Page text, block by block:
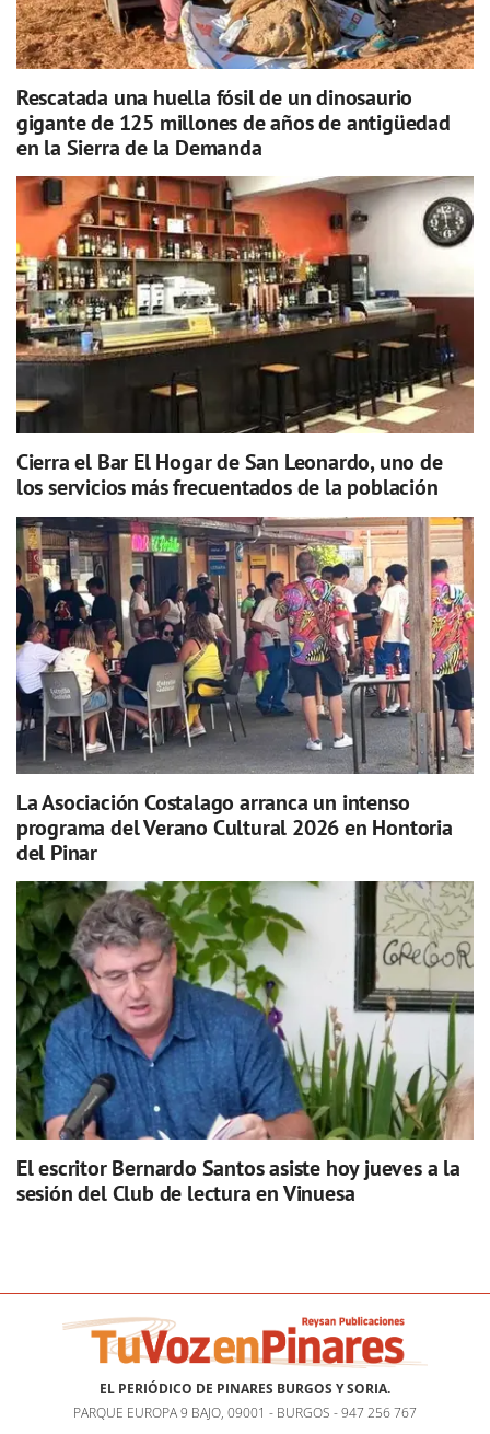
Rescatada una huella fósil de un dinosaurio
gigante de 125 millones de años de antigüedad
en la Sierra de la Demanda
Cierra el Bar El Hogar de San Leonardo, uno de
los servicios más frecuentados de la población
La Asociación Costalago arranca un intenso
programa del Verano Cultural 2026 en Hontoria
del Pinar
El escritor Bernardo Santos asiste hoy jueves a la
sesión del Club de lectura en Vinuesa
EL PERIÓDICO DE PINARES BURGOS Y SORIA.
PARQUE EUROPA 9 BAJO, 09001 - BURGOS - 947 256 767